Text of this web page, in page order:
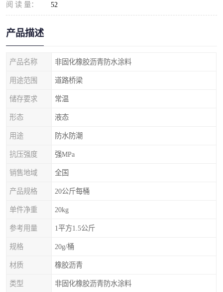
阅 读 量： 52
产品描述
产品名称 非固化橡胶沥青防水涂料
用途范围 道路桥梁
储存要求 常温
形态 液态
用途 防水防潮
抗压强度 强MPa
销售地域 全国
产品规格 20公斤每桶
单件净重 20kg
参考用量 1平方1.5公斤
规格 20g/桶
材质 橡胶沥青
类型 非固化橡胶沥青防水涂料